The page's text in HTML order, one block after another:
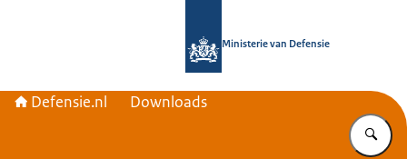
Ministerie van Defensie
Defensie.nl Downloads